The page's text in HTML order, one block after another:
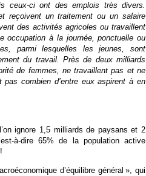
ceux-ci ont des emplois très divers.
reçoivent un traitement ou un salaire
des activités agricoles ou travaillent
occupation à la journée, ponctuelle ou
parmi lesquelles les jeunes, sont
du travail. Près de deux milliards
de femmes, ne travaillent pas et ne
combien d’entre eux aspirent à en
ignore 1,5 milliards de paysans et 2
à-dire 65% de la population active
d’équilibre général », qui